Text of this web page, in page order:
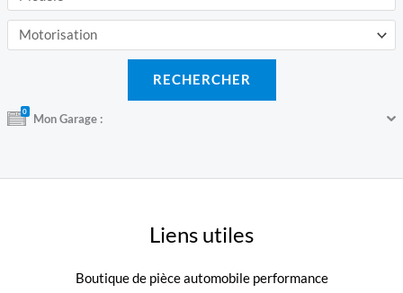
0 Mon Garage :
Liens utiles
Boutique de pièce automobile performance